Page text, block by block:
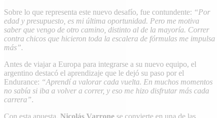
Sobre lo que representa este nuevo desafío, fue contundente: “Por
edad y presupuesto, es mi última oportunidad. Pero me motiva
saber que vengo de otro camino, distinto al de la mayoría. Correr
contra chicos que hicieron toda la escalera de fórmulas me impulsa
más”.
Antes de viajar a Europa para integrarse a su nuevo equipo, el
argentino destacó el aprendizaje que le dejó su paso por el
Endurance: “Aprendí a valorar cada vuelta. En muchos momentos
no sabía si iba a volver a correr, y eso me hizo disfrutar más cada
carrera”.
Con esta apuesta, Nicolás Varrone se convierte en una de las